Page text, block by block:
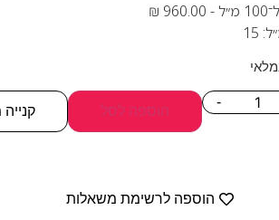
-
₪ 960.00
15
-
הוספה לסל
הוספה לרשימת משאלות